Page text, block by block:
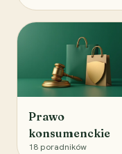
Prawo
konsumenckie
18 poradników